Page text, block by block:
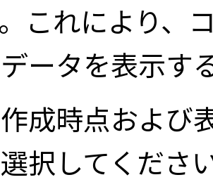
これにより、
ータを表示す
成時点および
択してくださ